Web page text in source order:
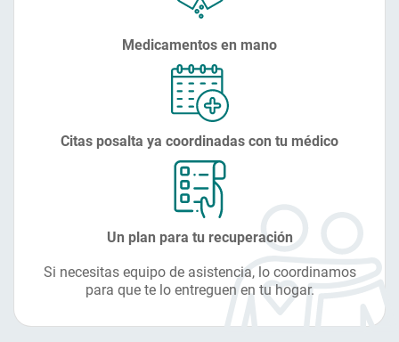
Medicamentos en mano
Citas posalta ya coordinadas con tu médico
Un plan para tu recuperación
Si necesitas equipo de asistencia, lo coordinamos
para que te lo entreguen en tu hogar.